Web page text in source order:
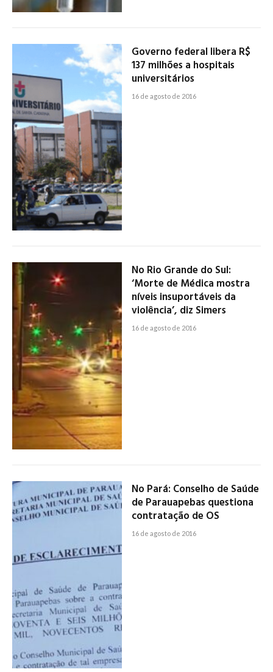
Governo federal libera R$
137 milhões a hospitais
universitários
16 de agosto de 2016
No Rio Grande do Sul:
‘Morte de Médica mostra
níveis insuportáveis da
violência’, diz Simers
16 de agosto de 2016
No Pará: Conselho de Saúde
de Parauapebas questiona
contratação de OS
16 de agosto de 2016